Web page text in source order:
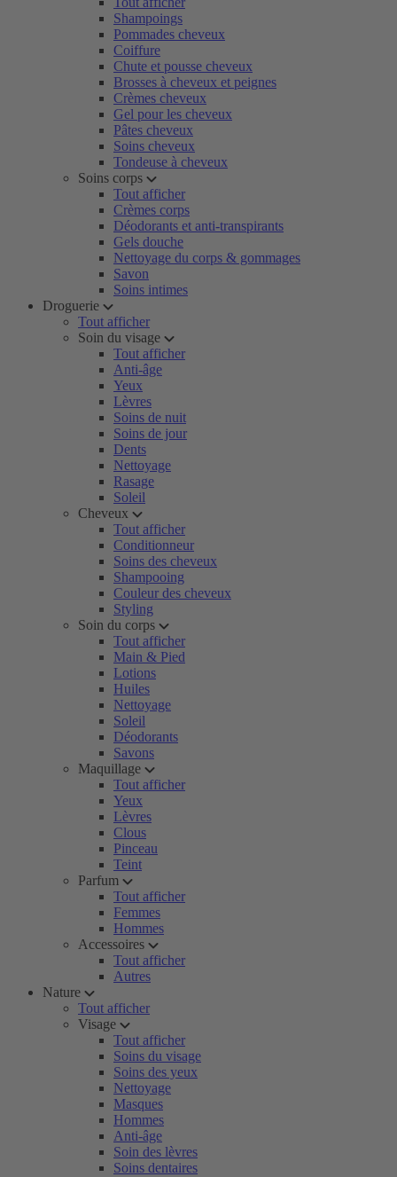
Shampoings
Pommades cheveux
Coiffure
Chute et pousse cheveux
Brosses à cheveux et peignes
Crèmes cheveux
Gel pour les cheveux
Pâtes cheveux
Soins cheveux
Tondeuse à cheveux
Soins corps
Tout afficher
Crèmes corps
Déodorants et anti-transpirants
Gels douche
Nettoyage du corps & gommages
Savon
Soins intimes
Droguerie
Tout afficher
Soin du visage
Tout afficher
Anti-âge
Yeux
Lèvres
Soins de nuit
Soins de jour
Dents
Nettoyage
Rasage
Soleil
Cheveux
Tout afficher
Conditionneur
Soins des cheveux
Shampooing
Couleur des cheveux
Styling
Soin du corps
Tout afficher
Main & Pied
Lotions
Huiles
Nettoyage
Soleil
Déodorants
Savons
Maquillage
Tout afficher
Yeux
Lèvres
Clous
Pinceau
Teint
Parfum
Tout afficher
Femmes
Hommes
Accessoires
Tout afficher
Autres
Nature
Tout afficher
Visage
Tout afficher
Soins du visage
Soins des yeux
Nettoyage
Masques
Hommes
Anti-âge
Soin des lèvres
Soins dentaires